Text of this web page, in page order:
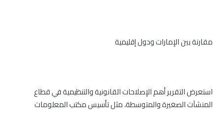
مقارنة بين الإمارات ودول إقليمية
استعرض التقرير أهم الإصلاحات القانونية والتنظيمية في قطاع
المنشآت الصغيرة والمتوسطة، مثل تأسيس مكتب المعلومات